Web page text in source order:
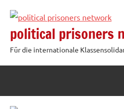
Inhalt
springen
political prisoners
Für die internationale